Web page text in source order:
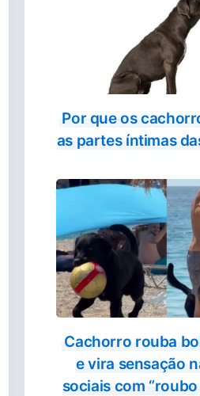
Por que os
as partes íntimas
Cachorro rouba
e vira sensação
sociais com